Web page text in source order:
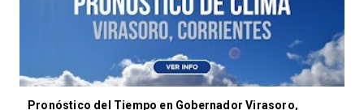
Pronóstico del Tiempo en Gobernador Virasoro,